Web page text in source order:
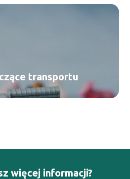
transportu
więcej informacji?